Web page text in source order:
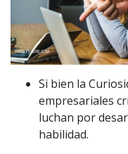
Si bien la
empresariales
luchan por
habilidad.